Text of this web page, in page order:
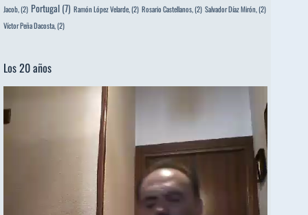
Jacob, (2) Portugal (7) Ramón López Velarde, (2) Rosario Castellanos, (2) Salvador Díaz Mirón, (2)
Víctor Peña Dacosta, (2)
Los 20 años
de
vídeo